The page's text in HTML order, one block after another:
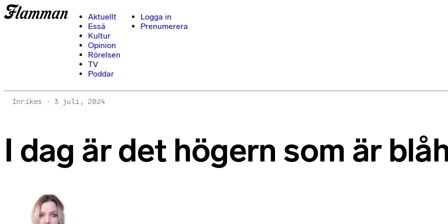
Aktuellt
Essä
Kultur
Opinion
Rörelsen
TV
Poddar
Logga in
Prenumerera
Inrikes 3 juli, 2024
I dag är det högern som är